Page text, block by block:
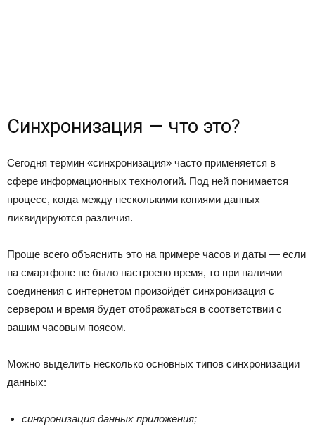
Синхронизация — что это?
Сегодня термин «синхронизация» часто применяется в
сфере информационных технологий. Под ней понимается
процесс, когда между несколькими копиями данных
ликвидируются различия.
Проще всего объяснить это на примере часов и даты — если
на смартфоне не было настроено время, то при наличии
соединения с интернетом произойдёт синхронизация с
сервером и время будет отображаться в соответствии с
вашим часовым поясом.
Можно выделить несколько основных типов синхронизации
данных:
синхронизация данных приложения;